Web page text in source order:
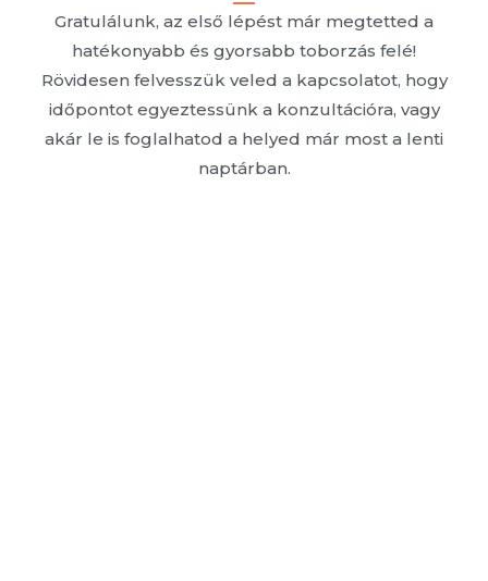
Gratulálunk, az első lépést már megtetted a
hatékonyabb és gyorsabb toborzás felé!
Rövidesen felvesszük veled a kapcsolatot, hogy
időpontot egyeztessünk a konzultációra, vagy
akár le is foglalhatod a helyed már most a lenti
naptárban.